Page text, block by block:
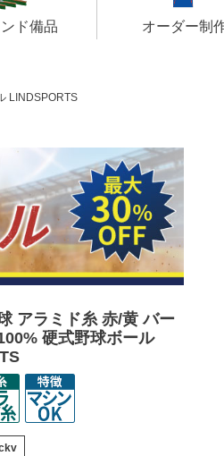
ド備品 オーダー制
LINDSPORTS
アラミド糸 赤/黄 バー
硬式野球ボール